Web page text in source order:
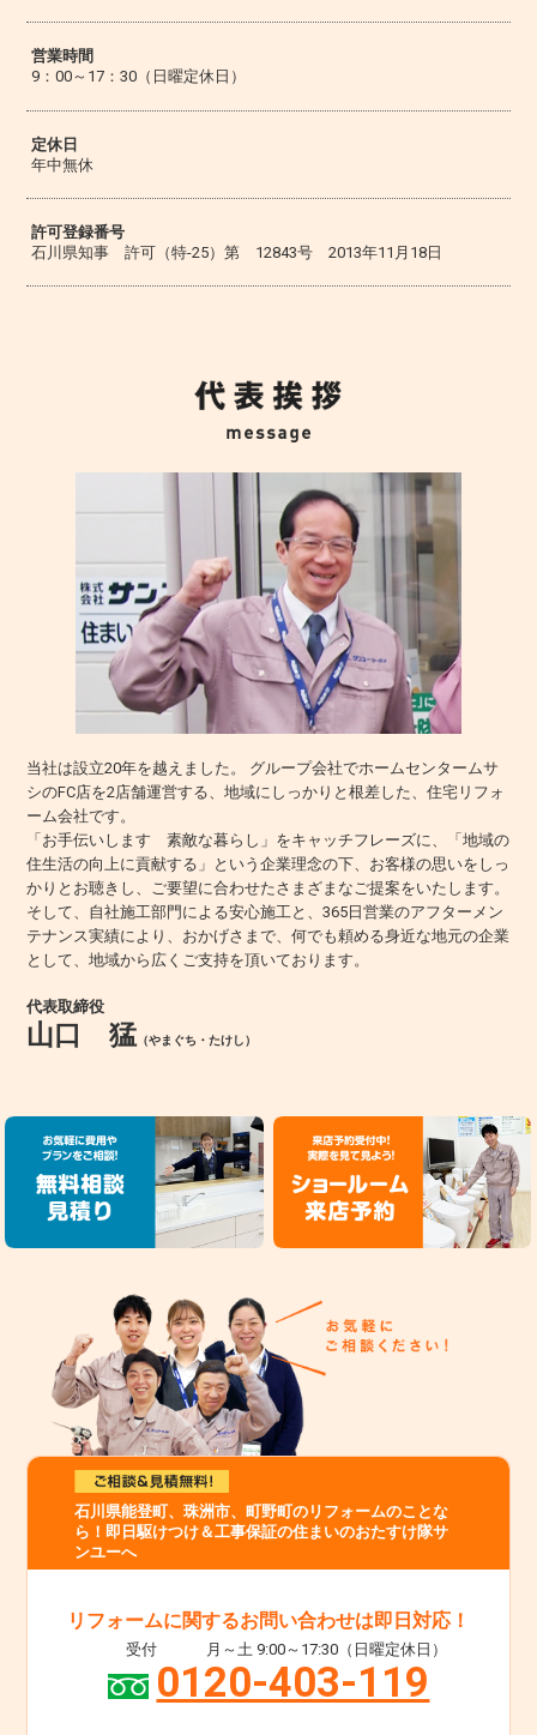
営業時間
9：00～17：30（日曜定休日）
定休日
年中無休
許可登録番号
石川県知事 許可（特-25）第 12843号 2013年11月18日
当社は設立20年を越えました。 グループ会社でホームセンタームサ
シのFC店を2店舗運営する、地域にしっかりと根差した、住宅リフォ
ーム会社です。
「お手伝いします 素敵な暮らし」をキャッチフレーズに、「地域の
住生活の向上に貢献する」という企業理念の下、お客様の思いをしっ
かりとお聴きし、ご要望に合わせたさまざまなご提案をいたします。
そして、自社施工部門による安心施工と、365日営業のアフターメン
テナンス実績により、おかげさまで、何でも頼める身近な地元の企業
として、地域から広くご支持を頂いております。
代表取締役
山口 猛 （やまぐち・たけし）
石川県能登町、珠洲市、町野町のリフォームのことな
ら！即日駆けつけ＆工事保証の住まいのおたすけ隊サ
ンユーへ
リフォームに関するお問い合わせは即日対応！
受付 月～土 9:00～17:30（日曜定休日）
0120-403-119